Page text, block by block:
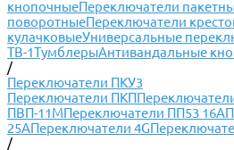
кнопочныеПереключатели
поворотныеПереключатели
кулачковыеУниверсальные
ТВ-1ТумблерыАнтивандальные
/
Переключатели ПКУ3
Переключатели ПКП
ПВП-11МПереключатели ПП53 16А
25АПереключатели 4G
/